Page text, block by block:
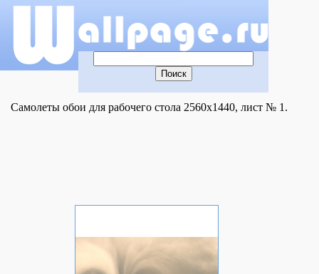
Самолеты обои для рабочего стола 2560x1440, лист № 1.